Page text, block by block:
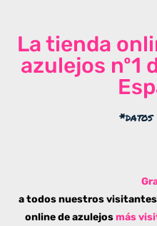
La tienda
azulejos nº1
*datos
a todos nuestros
online de azulejos más